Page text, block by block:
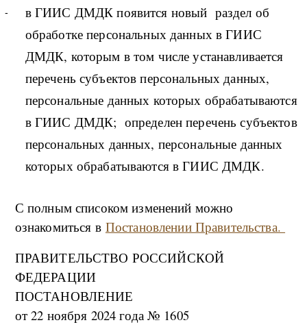
в ГИИС ДМДК появится новый раздел об
обработке персональных данных в ГИИС
ДМДК, которым в том числе устанавливается
перечень субъектов персональных данных,
персональные данных которых обрабатываются
в ГИИС ДМДК; определен перечень субъектов
персональных данных, персональные данных
которых обрабатываются в ГИИС ДМДК.
С полным списоком изменений можно
ознакомиться в Постановлении Правительства.
ПРАВИТЕЛЬСТВО РОССИЙСКОЙ
ФЕДЕРАЦИИ
ПОСТАНОВЛЕНИЕ
от 22 ноября 2024 года № 1605